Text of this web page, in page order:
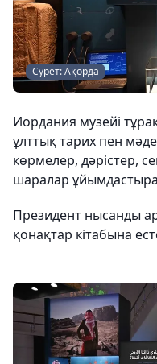
Сурет: Ақорда
Иордания музейі
ұлттық тарих пен
көрмелер, дәрістер,
шаралар
Президент нысанды
қонақтар кітабына